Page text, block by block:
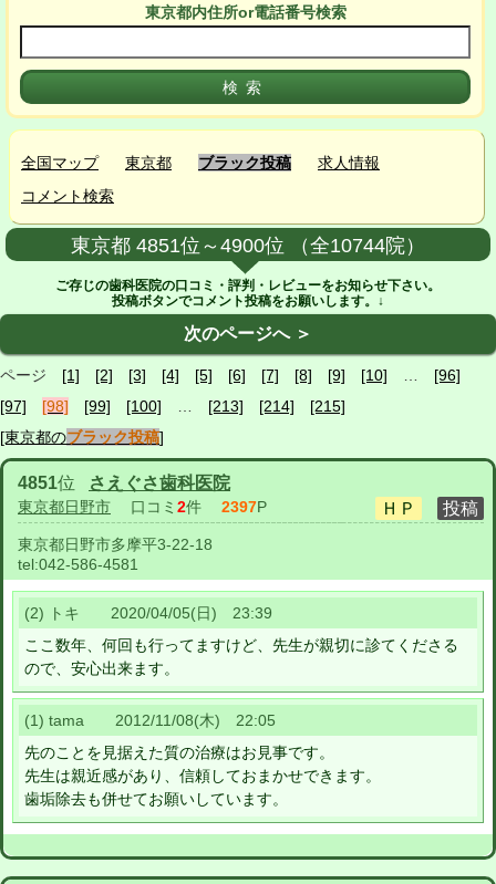
東京都内住所or電話番号検索
全国マップ 東京都 ブラック投稿
求人情報
コメント検索
東京都 4851位～4900位 （全10744院）
ご存じの歯科医院の口コミ・評判・レビューをお知らせ下さい。
投稿ボタンでコメント投稿をお願いします。↓
次のページへ ＞
ページ [1] [2] [3] [4] [5] [6] [7] [8] [9] [10] … [96]
[97]
[98] [99] [100] … [213] [214]
[215]
[東京都のブラック投稿]
4851位 さえぐさ歯科医院
東京都日野市 口コミ 2件 2397P
東京都日野市多摩平3-22-18
tel:042-586-4581
(2) トキ 2020/04/05(日) 23:39
ここ数年、何回も行ってますけど、先生が親切に診てくださる
ので、安心出来ます。
(1) tama 2012/11/08(木) 22:05
先のことを見据えた質の治療はお見事です。
先生は親近感があり、信頼しておまかせできます。
歯垢除去も併せてお願いしています。